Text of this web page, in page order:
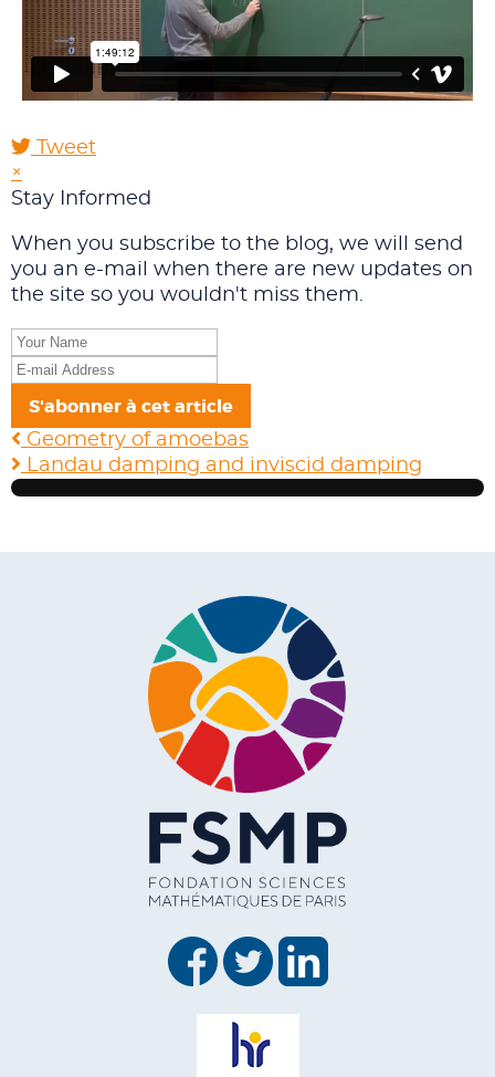
Tweet
×
Stay Informed
When you subscribe to the blog, we will send
you an e-mail when there are new updates on
the site so you wouldn't miss them.
Your
Name
E-
Address
S'abonner à cet article
Geometry of amoebas
Landau damping and inviscid damping